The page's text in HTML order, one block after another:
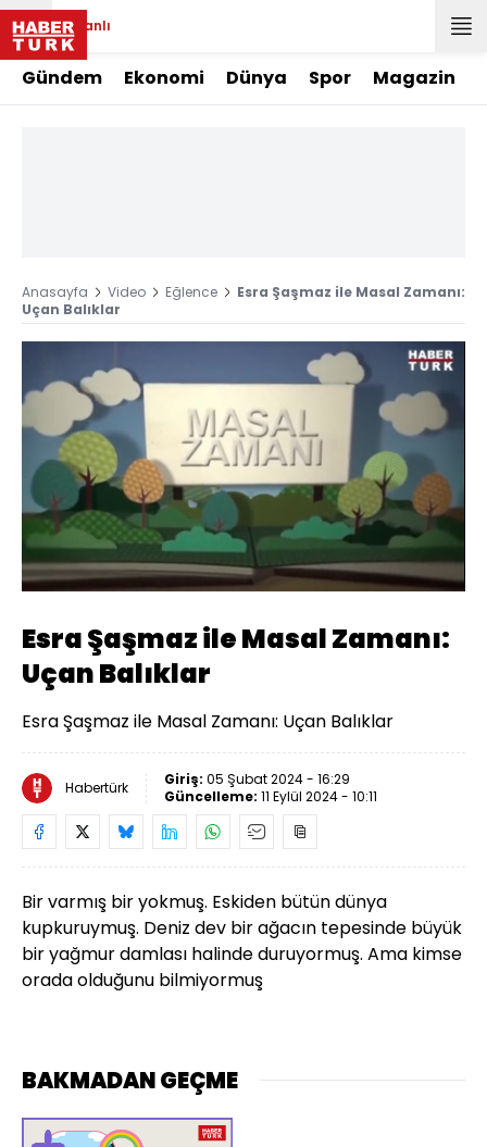
Canlı
Gündem Ekonomi Dünya Spor Magazin
Anasayfa Video Eğlence
Esra Şaşmaz ile Masal Zamanı:
Uçan Balıklar
Sesi
Aç
Yüklendi:
15.73%
Oynatma
Hızı
Esra Şaşmaz ile Masal Zamanı:
Uçan Balıklar
Esra Şaşmaz ile Masal Zamanı: Uçan Balıklar
Habertürk Giriş: 05 Şubat 2024 - 16:29
Güncelleme: 11 Eylül 2024 - 10:11
Bir varmış bir yokmuş. Eskiden bütün dünya
kupkuruymuş. Deniz dev bir ağacın tepesinde büyük
bir yağmur damlası halinde duruyormuş. Ama kimse
orada olduğunu bilmiyormuş
BAKMADAN GEÇME